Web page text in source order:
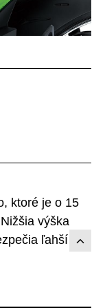
ktoré je o 15
výška
ľahší